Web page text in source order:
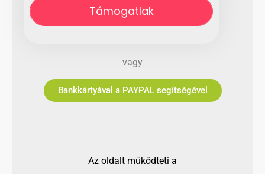
Támogatlak
vagy
Bankkártyával a PAYPAL segítségével
Az oldalt müködteti a